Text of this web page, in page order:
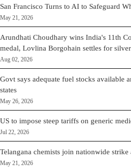
San Francisco Turns to AI to Safeguard
May 21, 2026
Arundhati Choudhary wins India's 11th
medal, Lovlina Borgohain settles for silver
Aug 02, 2026
Govt says adequate fuel stocks available
states
May 26, 2026
US to impose steep tariffs on generic
Jul 22, 2026
Telangana chemists join nationwide
May 21, 2026